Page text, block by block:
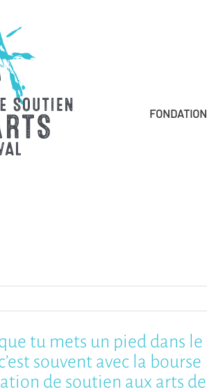
FONDATION
tu mets un pied dans le
souvent avec la bourse
de soutien aux arts de